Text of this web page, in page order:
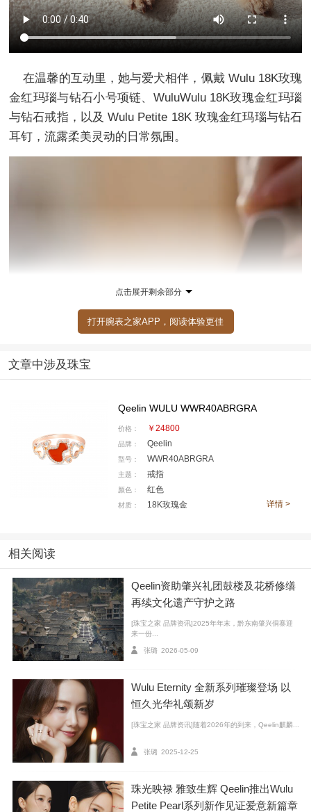
在温馨的互动里，她与爱犬相伴，佩戴 Wulu 18K玫瑰
金红玛瑙与钻石小号项链、WuluWulu 18K玫瑰金红玛瑙
与钻石戒指，以及 Wulu Petite 18K 玫瑰金红玛瑙与钻石
耳钉，流露柔美灵动的日常氛围。
在愉悦的居家烘焙时光里，她选戴Wulu Eternity 18K
玫瑰金钻石耳环、项链与手镯，并搭配Wulu 18K玫瑰金
钻石大号吊坠。璀璨光芒衬托自在优雅，将幸福与美好
融入生活细节。
点击展开剩余部分
打开腕表之家APP，阅读体验更佳
文章中涉及珠宝
Qeelin WULU WWR40ABRGRA
价格： ￥24800
品牌： Qeelin
型号： WWR40ABRGRA
主题： 戒指
颜色： 红色
材质： 18K玫瑰金 详情 >
相关阅读
Qeelin资助肇兴礼团鼓楼及花桥修缮
再续文化遗产守护之路
[珠宝之家 品牌资讯]2025年年末，黔东南肇兴侗寨迎
来一份...
张璐 2026-05-09
Wulu Eternity 全新系列璀璨登场 以
恒久光华礼颂新岁
[珠宝之家 品牌资讯]随着2026年的到来，Qeelin麒麟...
张璐 2025-12-25
珠光映禄 雅致生辉 Qeelin推出Wulu
Petite Pearl系列新作见证爱意新篇章